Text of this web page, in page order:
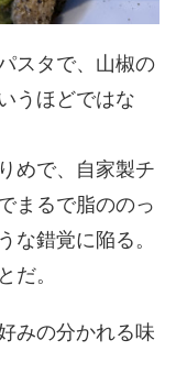
スタで、山椒の
うほどではな
めで、自家製チ
まるで脂ののっ
な錯覚に陥る。
だ。
みの分かれる味